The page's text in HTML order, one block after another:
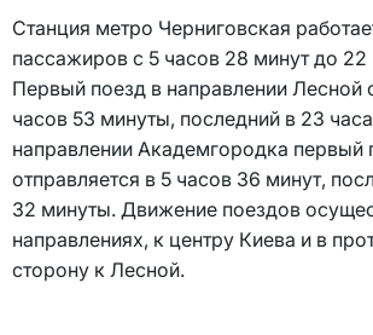
Станция метро Черниговская
пассажиров с 5 часов 28 минут до 22
Первый поезд в направлении Лесной
часов 53 минуты, последний в 23
направлении Академгородка первый
отправляется в 5 часов 36 минут,
32 минуты. Движение поездов
направлениях, к центру Киева и в
сторону к Лесной.